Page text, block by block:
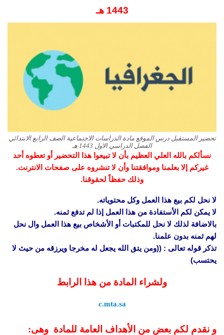
1443 هـ
تحضير المستقبل درس الموقع مادة الدراسات الاجتماعية الصف الرابع الابتدائي
الفصل الدراسي الاول 1443 هـ
نسألكم بالله العلي العظيم بأن لا تبيعوا هذا التحضير أو تعطوه أحد
غيركم إلا بعلمنا وموافقتنا وأن لا تنشروه على صفحات الانترنت.
وذلك حفظاً لحقوقنا.
لا نحل لكم بيع هذا العمل وكل محتوياته.
لا يمكن لكم الأستفادة من هذا العمل إذا لم تدفع ثمنه.
بالاضافة لذلك لا نحل للمكتبات أو الأشخاص بيع هذا العمل وال نحل
لهم ثمنه بدون علمنا.
تذكر قوله تعالى : ((ومن يتق الله يجعل له مخرجا ويرزقه من حيث لا
يحتسب)
ولشراء المادة من هذا الرابط
c.mta.sa
و نقدم لكم بعض من الأهداف العامة للمادة وهى: